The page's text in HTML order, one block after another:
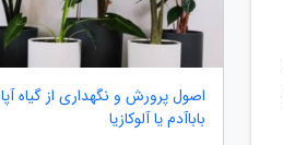
اصول پرورش و نگهداری از گیاه
باباآدم یا آلوکازیا